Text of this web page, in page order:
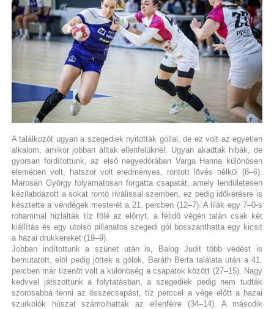
A találkozót ugyan a szegediek nyitották góllal, de ez volt az egyetlen
alkalom, amikor jobban álltak ellenfelüknél. Ugyan akadtak hibák, de
gyorsan fordítottunk, az első negyedórában Varga Hanna különösen
elemében volt, hatszor volt eredményes, rontott lövés nélkül (8–6).
Marosán György folyamatosan forgatta csapatát, amely lendületesen
kézilabdázott a sokat rontó riválissal szemben, ez pedig időkérésre is
késztette a vendégek mesterét a 21. percben (12–7). A lilák egy 7–0-s
rohammal hizlalták tíz fölé az előnyt, a félidő végén talán csak két
kiállítás és egy utolsó pillanatos szegedi gól bosszanthatta egy kicsit
a hazai drukkereket (19–9).
Jobban indítottunk a szünet után is, Balog Judit több védést is
bemutatott, elöl pedig jöttek a gólok, Baráth Berta találata után a 41.
percben már tizenöt volt a különbség a csapatok között (27–15). Nagy
kedvvel játszottunk a folytatásban, a szegediek pedig nem tudták
szorosabbá tenni az összecsapást, tíz perccel a vége előtt a hazai
szurkolók húszat számolhattak az ellenfélre (34–14). A második